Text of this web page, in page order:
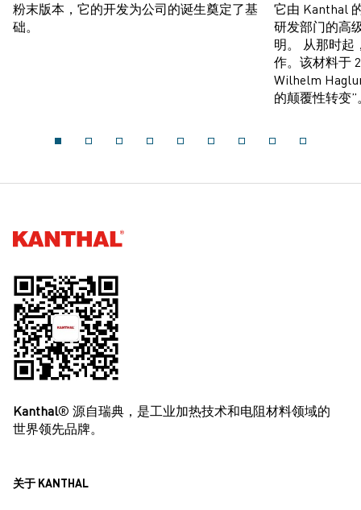
粉末版本，它的开发为公司的诞生奠定了基
础。
它由 Kanthal
研发部门的高
明。 从那时起
作。该材料于
Wilhelm
的颠覆性转变”
Kanthal®
Kanthal® 源自瑞典，是工业加热技术和电阻材料领域的
世界领先品牌。
关于 KANTHAL